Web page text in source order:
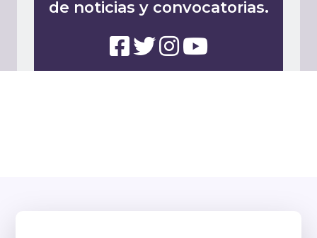
de noticias y convocatorias.